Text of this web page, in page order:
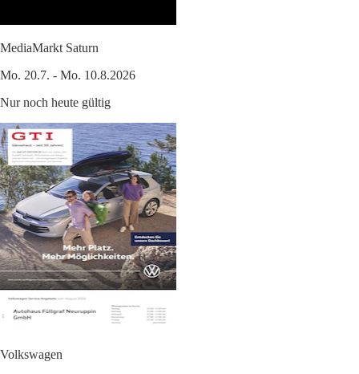
MediaMarkt Saturn
Mo. 20.7. - Mo. 10.8.2026
Nur noch heute gültig
Volkswagen